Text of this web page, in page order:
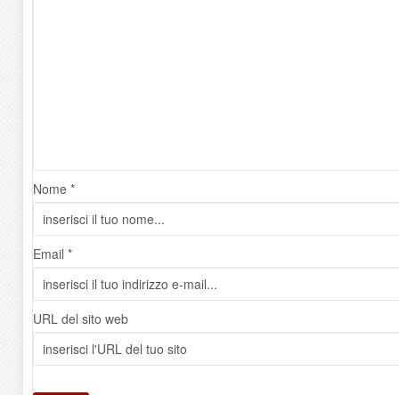
Nome *
Email *
URL del sito web